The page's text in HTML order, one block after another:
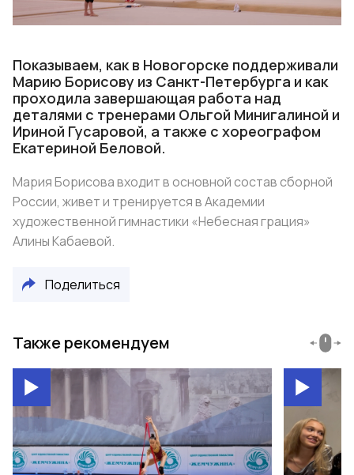
Показываем, как в Новогорске поддерживали
Марию Борисову из Санкт-Петербурга и как
проходила завершающая работа над
деталями с тренерами Ольгой Минигалиной и
Ириной Гусаровой, а также с хореографом
Екатериной Беловой.
Мария Борисова входит в основной состав сборной
России, живет и тренируется в Академии
художественной гимнастики «Небесная грация»
Алины Кабаевой.
Поделиться
Также рекомендуем